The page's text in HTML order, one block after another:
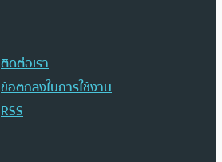
ติดต่อเรา
ข้อตกลงในการใช้งาน
RSS